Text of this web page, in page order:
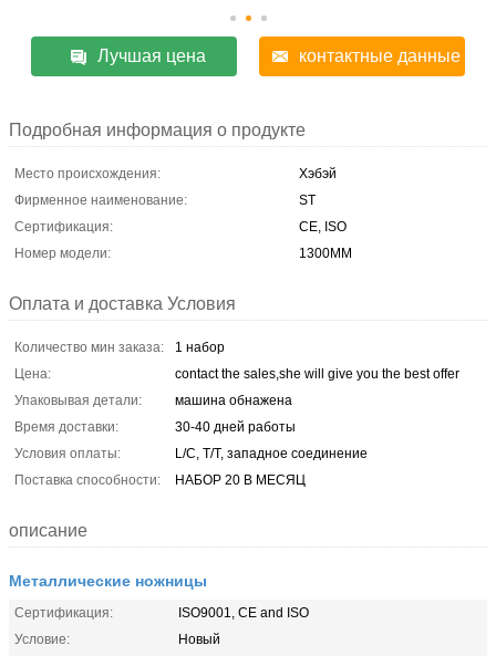
Лучшая цена контактные данные
Подробная информация о продукте
Место происхождения:
Хэбэй
Фирменное наименование:
ST
Сертификация:
CE, ISO
Номер модели:
1300MM
Оплата и доставка Условия
Количество мин заказа:
1 набор
Цена:
contact the sales,she will give you the best offer
Упаковывая детали:
машина обнажена
Время доставки:
30-40 дней работы
Условия оплаты:
L/C, T/T, западное соединение
Поставка способности:
НАБОР 20 В МЕСЯЦ
описание
Металлические ножницы
Сертификация:
ISO9001, CE and ISO
Условие:
Новый